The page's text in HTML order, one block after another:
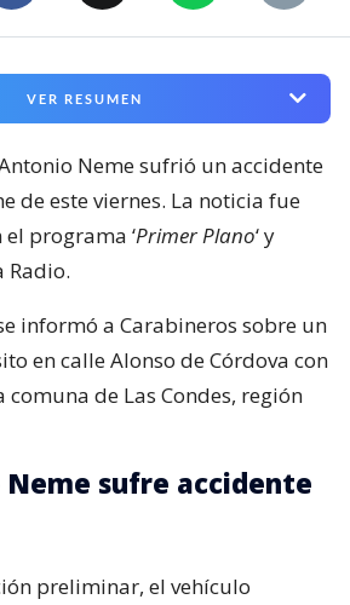
VER RESUMEN
Neme sufrió un accidente
de este viernes. La noticia fue
programa ‘Primer Plano‘ y
Radio.
informó a Carabineros sobre un
en calle Alonso de Córdova con
comuna de Las Condes, región
Neme sufre accidente
preliminar, el vehículo